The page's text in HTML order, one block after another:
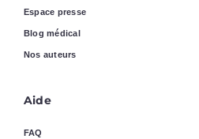
Espace presse
Blog médical
Nos auteurs
Aide
FAQ